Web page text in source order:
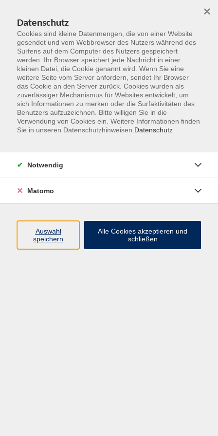
Zum Hauptinhalt springen
Der Kurs konnte nicht gefunden werden.
Erich-Kästner-Str. 5
65232 Taunusstein
info@vhs-rtk.de
Tel: 06128-92770
Datenschutz
Cookies sind kleine Datenmengen, die von einer Website
gesendet und vom Webbrowser des Nutzers während des
Surfens auf dem Computer des Nutzers gespeichert
werden. Ihr Browser speichert jede Nachricht in einer
kleinen Datei, die Cookie genannt wird. Wenn Sie eine
weitere Seite vom Server anfordern, sendet Ihr Browser
das Cookie an den Server zurück. Cookies wurden als
zuverlässiger Mechanismus für Websites entwickelt, um
sich Informationen zu merken oder die Surfaktivitäten des
Benutzers aufzuzeichnen. Bitte willigen Sie in die
Verwendung von Cookies ein. Weitere Informationen finden
Sie in unseren Datenschutzhinweisen. Datenschutz
×
Notwendig
Matomo
Auswahl
speichern
Alle Cookies akzeptieren und
schließen